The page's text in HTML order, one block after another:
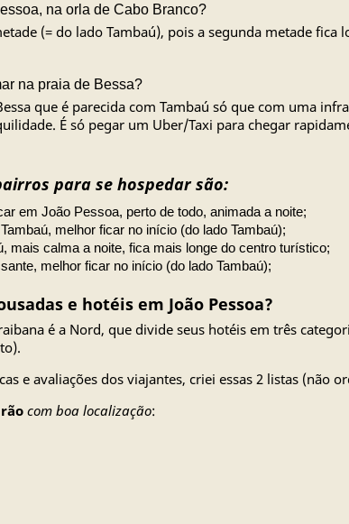
na orla de Cabo Branco?
(= do lado Tambaú), pois a segunda metade fica
na praia de Bessa?
que é parecida com Tambaú só que com uma
É só pegar um Uber/Taxi para chegar
para se hospedar são:
em João Pessoa, perto de todo, animada a noite;
melhor ficar no início (do lado Tambaú);
mais calma a noite, fica mais longe do centro turístico;
melhor ficar no início (do lado Tambaú);
e hotéis em João Pessoa?
é a Nord, que divide seus hotéis em três
e avaliações dos viajantes, criei essas 2 listas (não
com boa localização: